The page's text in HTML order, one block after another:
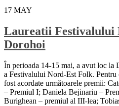
17 MAY
Laureatii Festivalului
Dorohoi
În perioada 14-15 mai, a avut loc la
a Festivalului Nord-Est Folk. Pentru
fost acordate următoarele premii:
– Premiul I; Daniela Bejinariu –
Burighean – premiul al III-lea;